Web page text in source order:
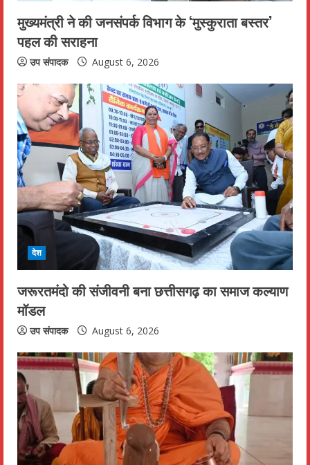
i
n
g
मुख्यमंत्री ने की जनसंपर्क विभाग के ‘मुस्कुराता बस्तर’
पहल की सराहना
उप संपादक August 6, 2026
देश
जरूरतमंदो की संजीवनी बना छत्तीसगढ़ का समाज कल्याण
मॉडल
उप संपादक August 6, 2026